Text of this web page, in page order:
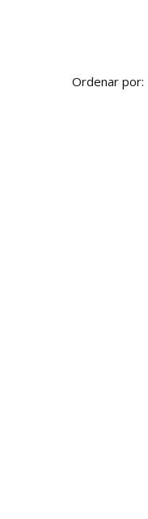
Ordenar por: